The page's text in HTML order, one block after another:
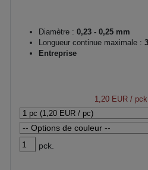
Diamètre : 0,23 - 0,25 mm
Longueur continue maximale :
Entreprise
1,20 EUR /
pck.